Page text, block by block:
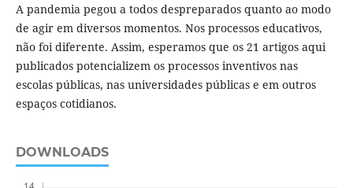
A pandemia pegou a todos despreparados quanto ao modo
de agir em diversos momentos. Nos processos educativos,
não foi diferente. Assim, esperamos que os 21 artigos aqui
publicados potencializem os processos inventivos nas
escolas públicas, nas universidades públicas e em outros
espaços cotidianos.
DOWNLOADS